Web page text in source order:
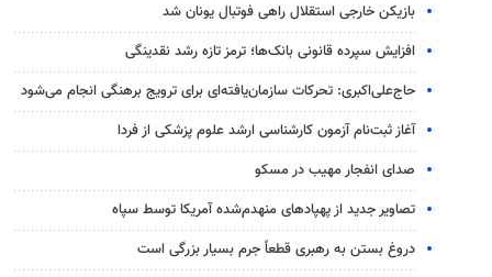
بازیکن خارجی استقلال راهی فوتبال یونان شد
افزایش سپرده قانونی بانک‌ها؛ ترمز تازه رشد نقدینگی
حاج‌علی‌اکبری: تحرکات سازمان‌یافته‌ای برای ترویج برهنگی انجام می‌شود
آغاز ثبت‌نام‌ آزمون کارشناسی ارشد علوم پزشکی از فردا
صدای انفجار مهیب در مسکو
تصاویر جدید از پهپادهای منهدم‌شده آمریکا توسط سپاه
دروغ بستن به رهبری قطعاً جرم بسیار بزرگی است